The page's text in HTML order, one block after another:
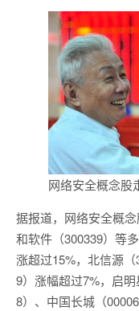
网络安全概念股
据报道，网络安全概
和软件（300339）等
涨超过15%，北信源
9）涨幅超过7%，启
8）、中国长城（